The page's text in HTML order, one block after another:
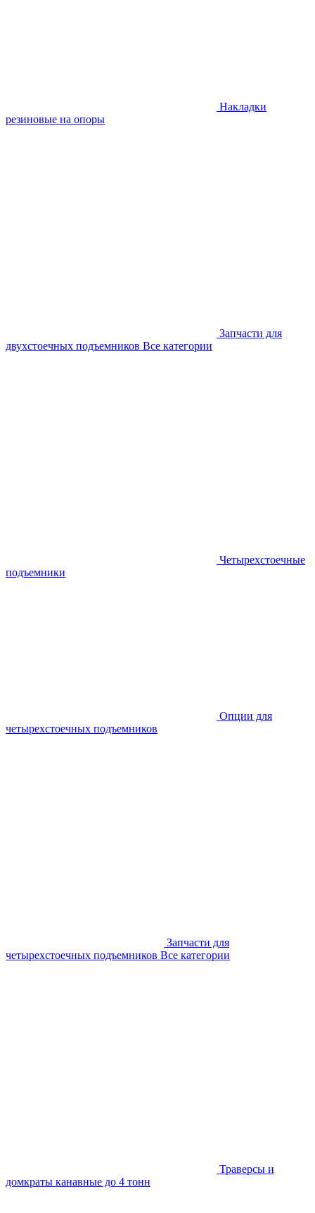
Накладки
резиновые на опоры
Запчасти для
двухстоечных подъемников Все категории
Четырехстоечные
подъемники
Опции для
четырехстоечных подъемников
Запчасти для
четырехстоечных подъемников Все категории
Траверсы и
домкраты канавные до 4 тонн